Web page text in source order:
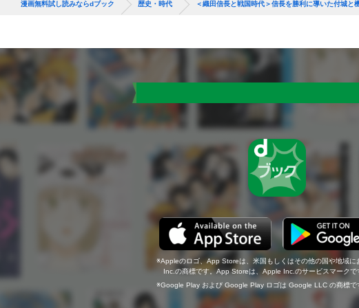
漫画無料試し読みならdブック 歴史・時代 ＜織田信長と戦国時代＞信長を勝利に導いた付城と
Appleのロゴ、App Storeは、米国もしくはその他の国や地域に
Inc.の商標です。App Storeは、Apple Inc.のサービスマークで
Google Play および Google Play ロゴは Google LLC の商標で